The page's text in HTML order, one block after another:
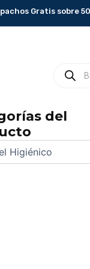
Gratis sobre
de
del